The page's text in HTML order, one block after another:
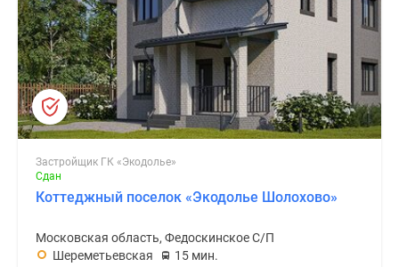
Застройщик ГК «Экодолье»
Сдан
Коттеджный поселок «Экодолье Шолохово»
Московская область, Федоскинское С/П
Шереметьевская
15 мин.